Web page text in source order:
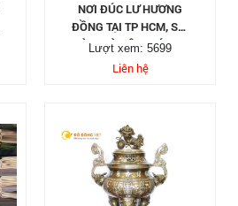
NƠI ĐÚC LƯ HƯƠNG
ĐỒNG TẠI TP HCM, SÀI
GÒN, HÀ NỘI - ĐÚC LƯ
HƯƠNG ĐỒNG
Lượt xem: 5699
Liên hệ